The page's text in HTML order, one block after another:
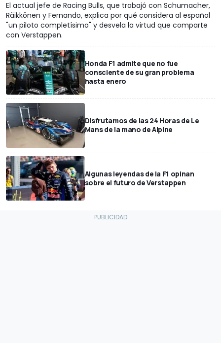
El actual jefe de Racing Bulls, que trabajó con Schumacher,
Räikkönen y Fernando, explica por qué considera al español
"un piloto completísimo" y desvela la virtud que comparte
con Verstappen.
Honda F1 admite que no fue
consciente de su gran problema
hasta enero
Disfrutamos de las 24 Horas de Le
Mans de la mano de Alpine
Algunas leyendas de la F1 opinan
sobre el futuro de Verstappen